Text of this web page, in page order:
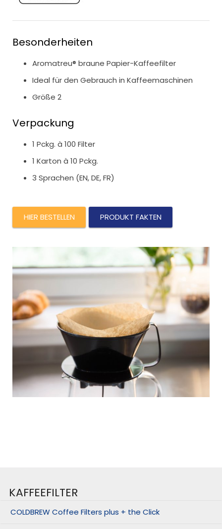
Besonderheiten
Aromatreu® braune Papier-Kaffeefilter
Ideal für den Gebrauch in Kaffeemaschinen
Größe 2
Verpackung
1 Pckg. à 100 Filter
1 Karton à 10 Pckg.
3 Sprachen (EN, DE, FR)
HIER BESTELLEN PRODUKT FAKTEN
KAFFEEFILTER
COLDBREW Coffee Filters plus + the Click